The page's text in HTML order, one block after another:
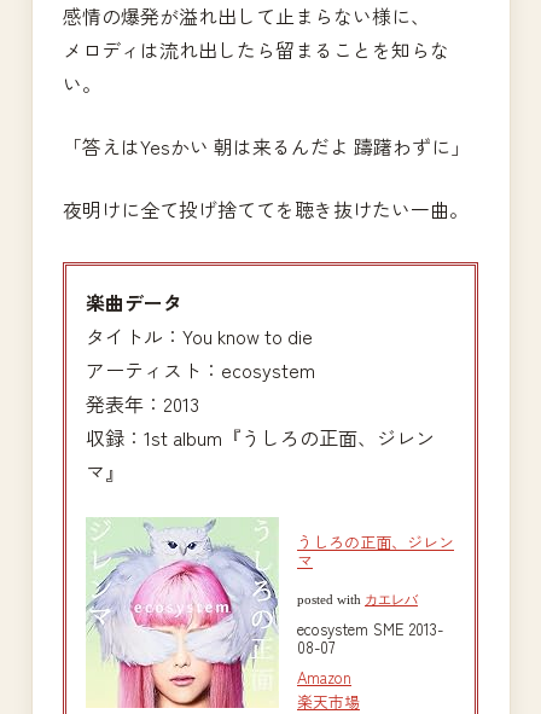
感情の爆発が溢れ出して止まらない様に、
メロディは流れ出したら留まることを知らな
い。
「答えはYesかい 朝は来るんだよ 躊躇わずに」
夜明けに全て投げ捨ててを聴き抜けたい一曲。
楽曲データ
タイトル：You know to die
アーティスト：ecosystem
発表年：2013
収録：1st album『うしろの正面、ジレン
マ』
うしろの正面、ジレン
マ
posted with カエレバ
ecosystem SME 2013-
08-07
Amazon
楽天市場